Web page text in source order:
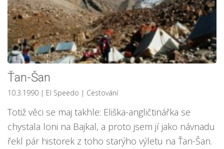
Ťan-Šan
10.3.1990 | El Speedo | Cestování
Totiž věci se maj takhle: Eliška-angličtinářka se
chystala loni na Bajkal, a proto jsem jí jako návnadu
řekl pár historek z toho starýho výletu na Ťan-Šan.